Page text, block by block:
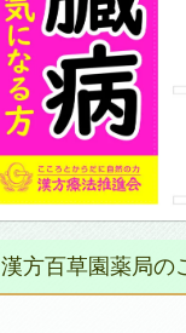
漢方百草園薬局の